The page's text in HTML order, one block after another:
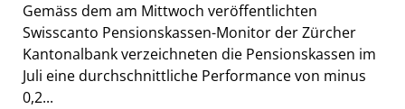
Gemäss dem am Mittwoch veröffentlichten
Swisscanto Pensionskassen-Monitor der Zürcher
Kantonalbank verzeichneten die Pensionskassen im
Juli eine durchschnittliche Performance von minus
0,2...